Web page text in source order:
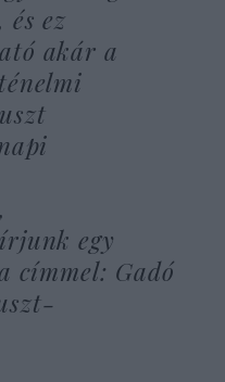
ez
akár a
egy
címmel: Gadó